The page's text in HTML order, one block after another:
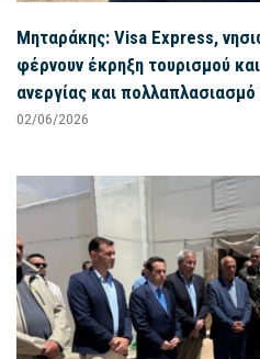
Μηταράκης: Visa Express,
φέρνουν έκρηξη τουρισμού
ανεργίας και
02/06/2026